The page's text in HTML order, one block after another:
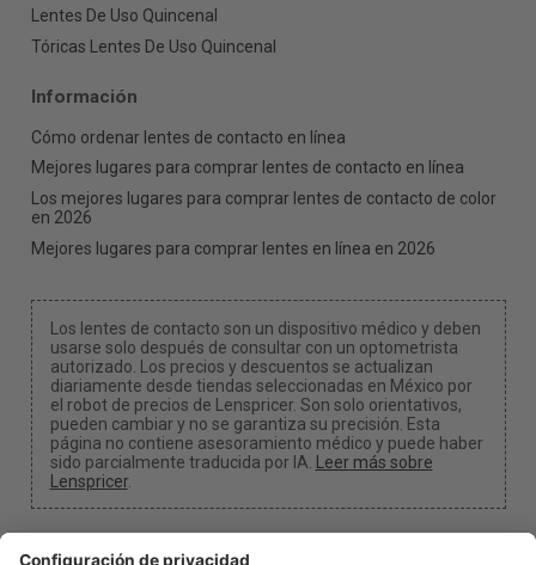
Lentes De Uso Quincenal
Tóricas Lentes De Uso Quincenal
Información
Cómo ordenar lentes de contacto en línea
Mejores lugares para comprar lentes de contacto en línea
Los mejores lugares para comprar lentes de contacto de color
en 2026
Mejores lugares para comprar lentes en línea en 2026
Los lentes de contacto son un dispositivo médico y deben
usarse solo después de consultar con un optometrista
autorizado. Los precios y descuentos se actualizan
diariamente desde tiendas seleccionadas en México por
el robot de precios de Lenspricer. Son solo orientativos,
pueden cambiar y no se garantiza su precisión. Esta
página no contiene asesoramiento médico y puede haber
sido parcialmente traducida por IA.
Leer más sobre
Lenspricer.